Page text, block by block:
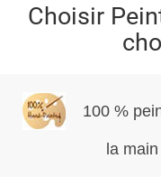
Choisir
100 %
la main